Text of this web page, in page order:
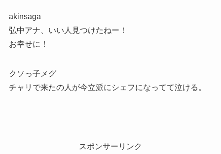
akinsaga
弘中アナ、いい人見つけたねー！
お幸せに！
クソっ子メグ
チャリで来たの人が今立派にシェフになってて泣ける。
スポンサーリンク